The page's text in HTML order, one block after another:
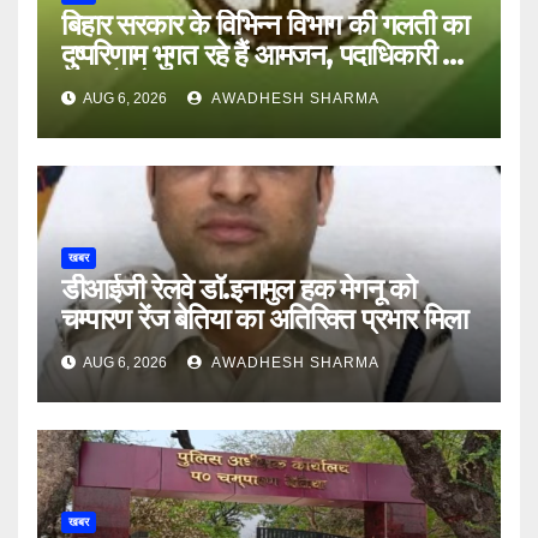
बिहार सरकार के विभिन्न विभाग की गलती का
दुष्परिणाम भुगत रहे हैं आमजन, पदाधिकारी और
अन्य हैं मौन
AUG 6, 2026 AWADHESH SHARMA
खबर
डीआईजी रेलवे डॉ.इनामुल हक मेगनू को
चम्पारण रेंज बेतिया का अतिरिक्त प्रभार मिला
AUG 6, 2026 AWADHESH SHARMA
खबर